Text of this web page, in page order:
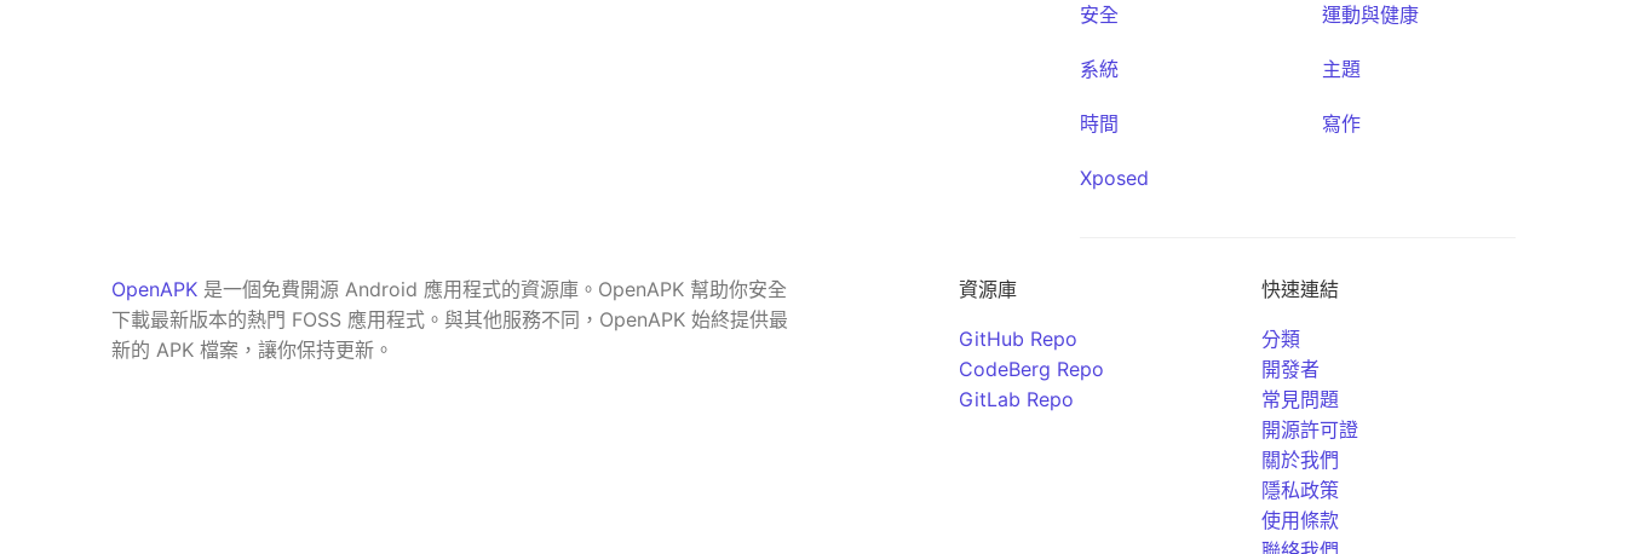
安全 運動與健康
系統 主題
時間 寫作
Xposed
OpenAPK 是一個免費開源 Android 應用程式的資源庫。OpenAPK 幫助你安全
下載最新版本的熱門 FOSS 應用程式。與其他服務不同，OpenAPK 始終提供最
新的 APK 檔案，讓你保持更新。
資源庫
GitHub Repo
CodeBerg Repo
GitLab Repo
快速連結
分類
開發者
常見問題
開源許可證
關於我們
隱私政策
使用條款